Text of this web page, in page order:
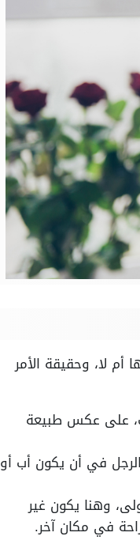
لا، وحقيقة الأمر
على عكس طبيعة
في أن يكون أب أو
وهنا يكون غير
في مكان آخر.